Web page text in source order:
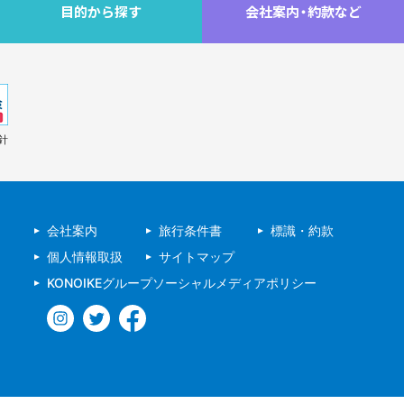
目的から探す 会社案内・約款など
会社案内 旅行条件書
標識・約款
個人情報取扱
サイトマップ
KONOIKEグループソーシャルメディアポリシー